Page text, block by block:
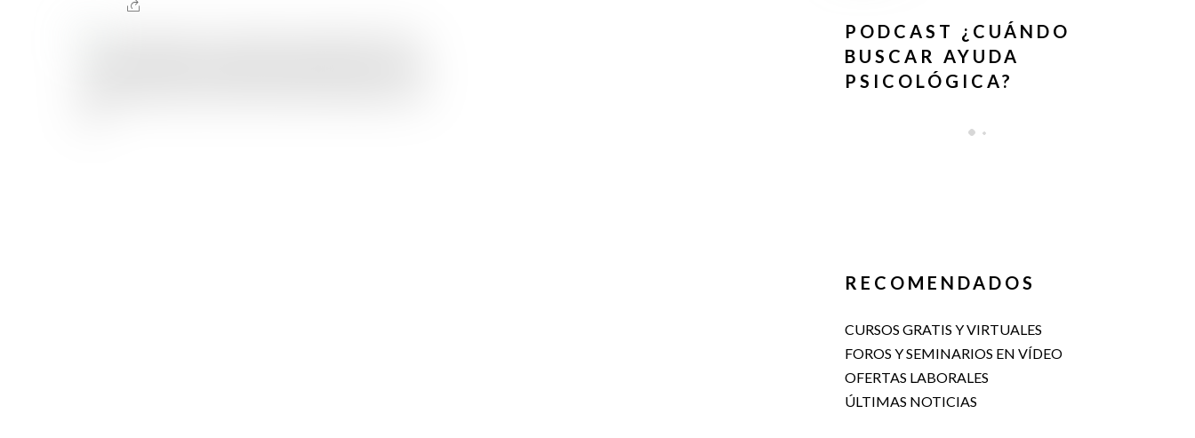
PODCAST ¿CUÁNDO
BUSCAR AYUDA
PSICOLÓGICA?
RECOMENDADOS
CURSOS GRATIS Y VIRTUALES
FOROS Y SEMINARIOS EN VÍDEO
OFERTAS LABORALES
ÚLTIMAS NOTICIAS